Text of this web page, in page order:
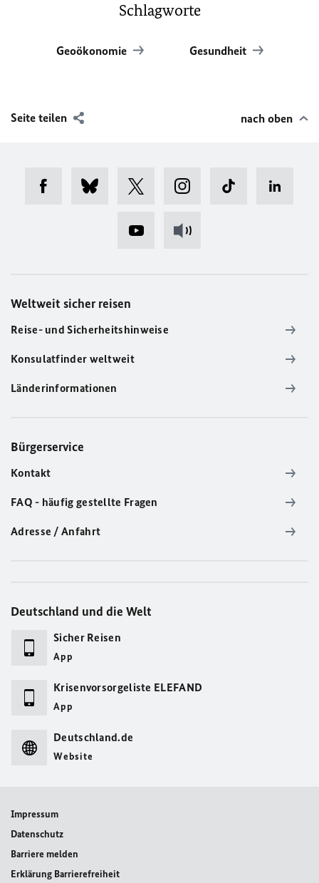
Schlagworte
Geoökonomie Gesundheit
Seite teilen nach oben
Weltweit sicher reisen
Reise- und Sicherheitshinweise
Konsulatfinder weltweit
Länderinformationen
Bürgerservice
Kontakt
FAQ - häufig gestellte Fragen
Adresse / Anfahrt
Deutschland und die Welt
Sicher Reisen
App
Krisenvorsorgeliste ELEFAND
App
Deutschland.de
Website
Impressum
Datenschutz
Barriere melden
Erklärung Barrierefreiheit